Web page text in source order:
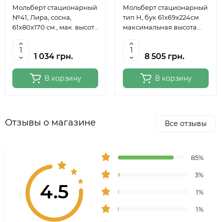
Мольберт стационарный
№41, Лира, сосна,
61х80х170 см., мак. высота
Studio
1 034 грн.
В корзину
Мольберт стационарный
тип Н, бук 61x69x224см
максимальная высота
6059
8 505 грн.
В корзину
Отзывы о магазине Все отзывы
4.5
85%
3%
1%
1%